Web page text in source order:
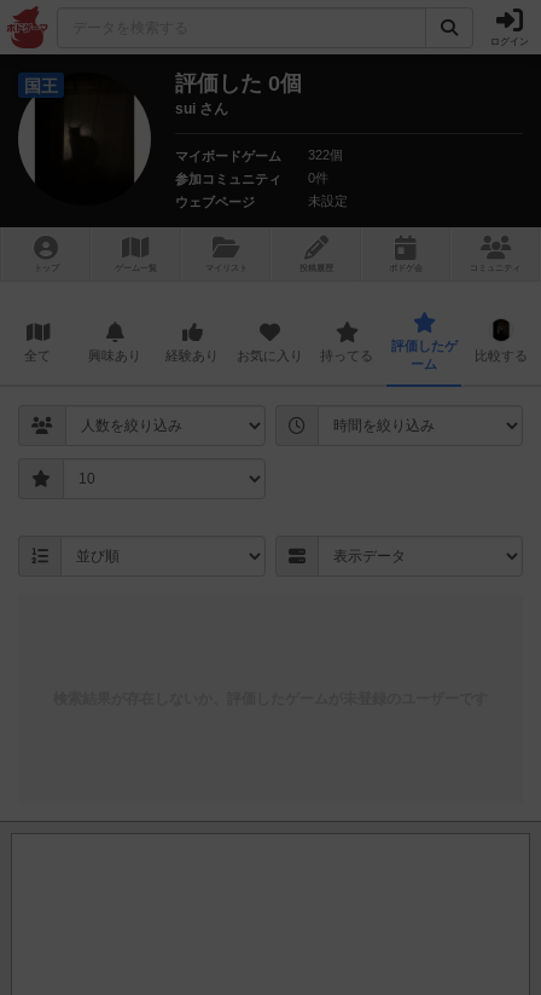
ログイン
国王 評価した 0個
sui さん
マイボードゲーム
322個
参加コミュニティ
0件
ウェブページ
未設定
トップ ゲーム一覧 マイリスト 投稿履歴 ボ ドゲ コミュニティ
全て 興味あり 経験あり お気に入り 持ってる
評価したゲ
ーム
比較する